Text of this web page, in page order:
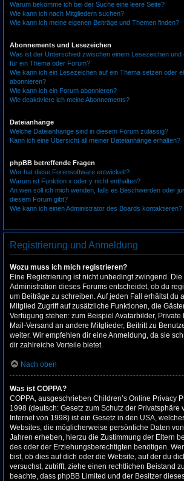
Warum bekomme ich bei der Suche eine leere Seite?
Wie kann ich nach Mitgliedern suchen?
Wie kann ich meine eigenen Beiträge und Themen finden?
Abonnements und Lesezeichen
Was ist der Unterschied zwischen einem Lesezeichen und
für ein Thema oder Forum?
Wie kann ich ein Lesezeichen auf ein Thema setzen oder
abonnieren?
Wie kann ich ein Forum abonnieren?
Wie deaktiviere ich meine Abonnements?
Dateianhänge
Welche Dateianhänge sind in diesem Forum zulässig?
Kann ich eine Übersicht all meiner Dateianhänge erhalten?
phpBB betreffende Fragen
Wer hat diese Forensoftware entwickelt?
Warum ist Funktion x oder y nicht enthalten?
An wen soll ich mich wenden, falls es Beschwerden oder
diesem Forum gibt?
Wie kann ich einen Administrator des Boards kontaktieren?
Registrierung und Anmeldung
Wozu muss ich mich registrieren?
Eine Registrierung ist nicht unbedingt zwingend. Die
Administration dieses Forums entscheidet, ob du
um Beiträge zu schreiben. Auf jeden Fall erhältst du
Mitglied Zugriff auf zusätzliche Funktionen, die
Verfügung stehen: zum Beispiel Avatarbilder, Private
Mail-Versand an andere Mitglieder, Beitritt zu
weiter. Wir empfehlen dir eine Anmeldung, da sie
dir zahlreiche Vorteile bietet.
Nach oben
Was ist COPPA?
COPPA, ausgeschrieben Children’s Online Privacy
1998 (deutsch: Gesetz zum Schutz der Privatsphäre
Internet von 1998) ist ein Gesetz in den USA,
Websites, die möglicherweise persönliche Daten
Jahren erheben, hierzu die Zustimmung der Eltern
des oder der Erziehungsberechtigten benötigen.
bist, ob dies auf dich oder die Website, auf der du
versuchst, zutrifft, ziehe einen rechtlichen Beistand
beachte, dass phpBB Limited und der Besitzer